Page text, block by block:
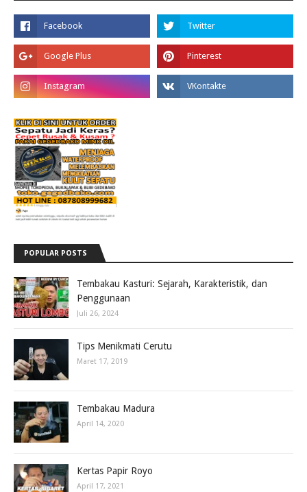
POPULAR POSTS
Tembakau Kasturi: Sejarah, Karakteristik, dan
Penggunaan
Juli 26, 2024
Tips Menikmati Cerutu
Maret 17, 2019
Tembakau Madura
April 14, 2020
Kertas Papir Royo
April 17, 2021